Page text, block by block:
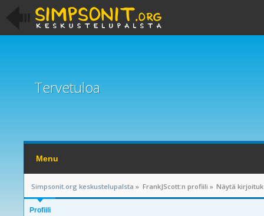
Tervetuloa
Menu
Simpsonit.org keskustelupalsta » FrankJScott:n profiili » Näytä
Profiili